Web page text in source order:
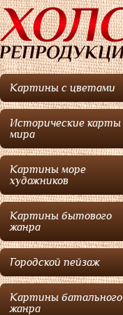
Картины с цветами
Исторические карты
мира
Картины море
художников
Картины бытового
жанра
Городской пейзаж
Картины батального
жанра